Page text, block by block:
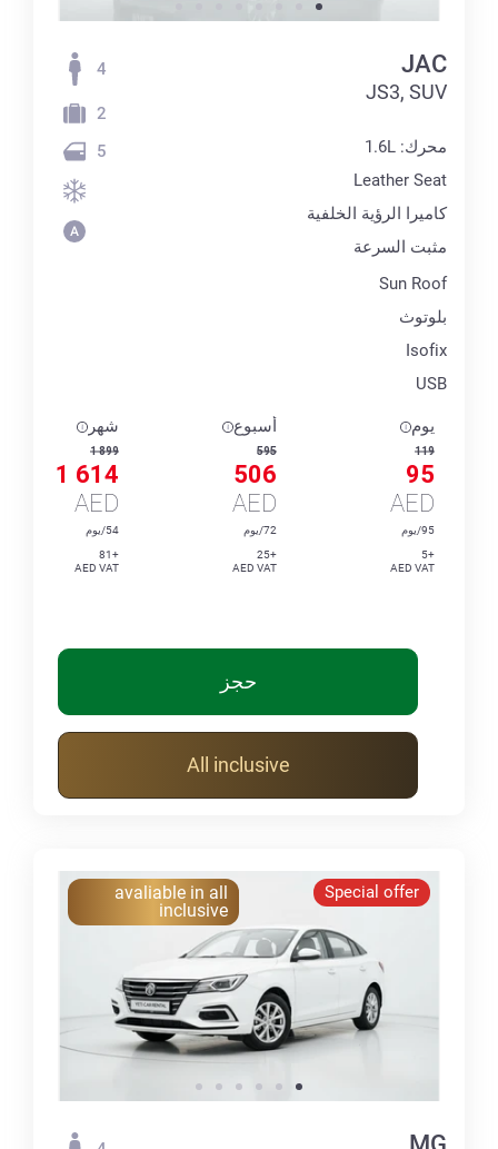
JAC
JS3, SUV
محرك: 1.6L
Leather Seat
كاميرا الرؤية الخلفية
مثبت السرعة
Sun Roof
بلوتوث
Isofix
USB
4
2
5
يوم
119
95
AED
95/يوم
+5
AED VAT
أسبوع
595
506
AED
72/يوم
+25
AED VAT
شهر
1 899
1 614
AED
54/يوم
+81
AED VAT
حجز
All inclusive
Special offer
avaliable in all
inclusive